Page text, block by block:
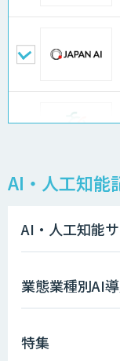
AI・人工知能
AI・人工知能
業態業種別AI
特集